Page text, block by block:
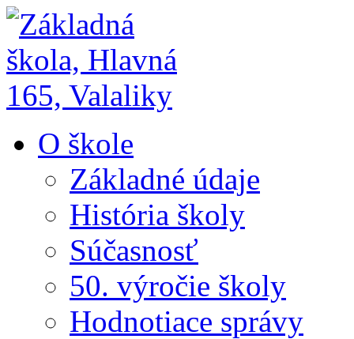
O škole
Základné údaje
História školy
Súčasnosť
50. výročie školy
Hodnotiace správy